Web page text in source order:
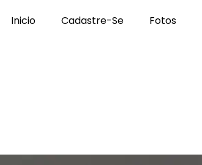
Inicio Cadastre-Se Fotos